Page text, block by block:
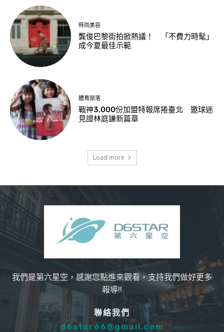
時尚美容
龔俊巴黎街拍掀熱議！ 「不費力時髦」
成今夏最佳示範
體育部落
戰神3,000份加盟特報席捲臺北 邀球迷
見證林庭謙新篇章
Load more
我們是第六星空，感謝您點進來觀看，支持我們做好更多
報導!!
聯絡我們
d6star66@gmail.com